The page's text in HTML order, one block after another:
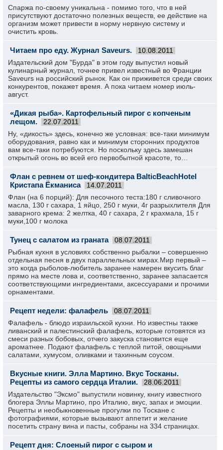
Спаржа по-своему уникальна - помимо того, что в ней
присутствуют достаточно полезных веществ, ее действие на
организм может привести в норму нервную систему и
очистить кровь.
Читаем про еду. Журнал Saveurs. 10.08.2011
Издательский дом "Бурда" в этом году выпустил новый
кулинарный журнал, точнее привел известный во Франции
Saveurs на российский рынок. Как он приживется среди своих
конкурентов, покажет время. А пока читаем номер июль-
август.
«Дикая рыба». Картофельный пирог с копченым
лещом.
22.07.2011
Ну, «дикость» здесь, конечно же условная: все-таки минимум
оборудования, равно как и минимум сторонних продуктов
вам все-таки потребуются. Но поскольку здесь замешан
открытый огонь во всей его первобытной красоте, то…
Флан с ревнем от шеф-кондитера BalticBeachHotel
Кристапа Ёкманиса
14.07.2011
Флан (на 6 порций): Для песочного теста:180 г сливочного
масла, 130 г сахара, 1 яйцо, 250 г муки, 4г разрыхлителя Для
заварного крема: 2 желтка, 40 г сахара, 2 г крахмала, 15 г
муки,100 г молока
Тунец с салатом из граната 08.07.2011
Рыбная кухня в условиях собственно рыбалки – совершенно
отдельная песня в двух параллельных мирах.Мир первый –
это когда рыболов-любитель заранее намерен вкусить благ
прямо на месте лова и, соответственно, заранее запасается
соответствующими ингредиентами, аксессуарами и прочими
орнаментами.
Рецепт недели: фалафель 08.07.2011
Фалафель - блюдо израильской кухни. Но известны также
ливанский и палестинский фалафель, которые готовятся из
смеси разных бобовых, отчего закуска становится еще
ароматнее. Подают фалафель с теплой питой, овощными
салатами, хумусом, оливками и тахинным соусом.
Вкусные книги. Элла Мартино. Вкус Тосканы.
Рецепты из самого сердца Италии.
28.06.2011
Издательство "Эксмо" выпустили новинку, книгу известного
блогера Эллы Мартино, про Италию, вкус, запах и эмоции.
Рецепты и необыкновенные прогулки по Тоскане с
фотографиями, которые вызывают аппетит и желание
посетить страну вина и пасты, собраны на 334 страницах.
Рецепт дня: Слоеный пирог с сыром и